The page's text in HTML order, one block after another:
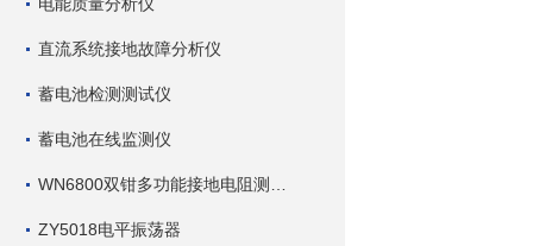
直流系统接地故障分析仪
蓄电池检测测试仪
蓄电池在线监测仪
ZY5018电平振荡器